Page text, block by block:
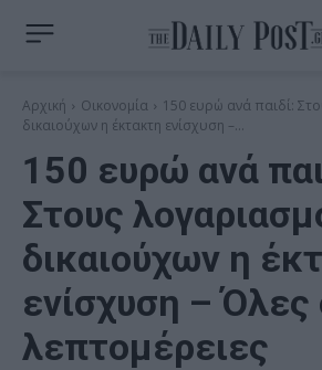
Αρχική Οικονομία
150 ευρώ ανά παιδί:
δικαιούχων η έκτακτη ενίσχυση –...
150 ευρώ ανά
Στους
δικαιούχων η
ενίσχυση – Όλες
λεπτομέρειες